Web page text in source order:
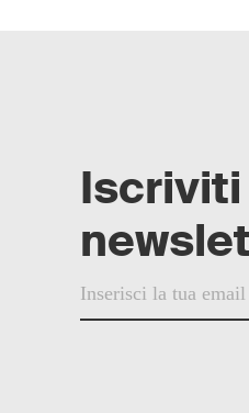
Iscriviti